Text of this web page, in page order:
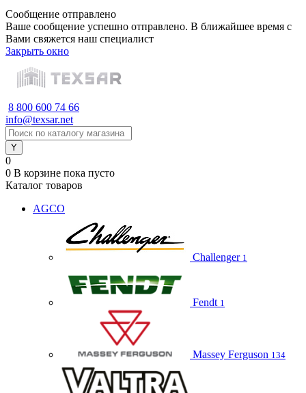
Сообщение отправлено
Ваше сообщение успешно отправлено. В ближайшее время с
Вами свяжется наш специалист
Закрыть окно
8 800 600 74 66
info@texsar.net
0
0 В корзине пока пусто
Каталог товаров
AGCO
Challenger 1
Fendt 1
Massey Ferguson 134